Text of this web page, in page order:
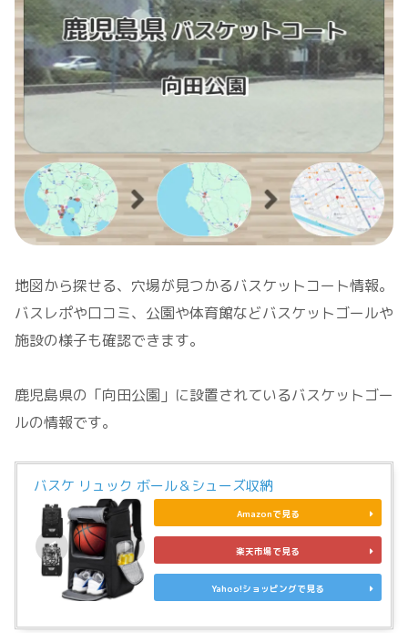
地図から探せる、穴場が見つかるバスケットコート情報。
バスレポや口コミ、公園や体育館などバスケットゴールや
施設の様子も確認できます。
鹿児島県の「向田公園」に設置されているバスケットゴー
ルの情報です。
バスケ リュック ボール＆シューズ収納
Amazonで見る
楽天市場で見る
Yahoo!ショッピングで見る